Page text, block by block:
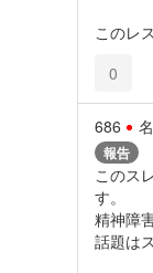
このレ
0
686
報告
このス
す。
精神障
話題は